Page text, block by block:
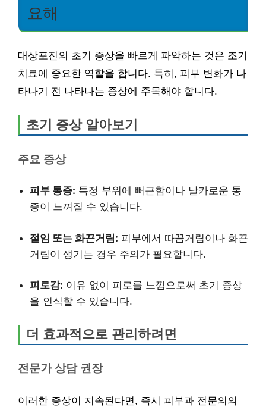
요해
대상포진의 초기 증상을 빠르게 파악하는 것은 조기
치료에 중요한 역할을 합니다. 특히, 피부 변화가 나
타나기 전 나타나는 증상에 주목해야 합니다.
초기 증상 알아보기
주요 증상
피부 통증: 특정 부위에 뻐근함이나 날카로운 통
증이 느껴질 수 있습니다.
절임 또는 화끈거림: 피부에서 따끔거림이나 화끈
거림이 생기는 경우 주의가 필요합니다.
피로감: 이유 없이 피로를 느낌으로써 초기 증상
을 인식할 수 있습니다.
더 효과적으로 관리하려면
전문가 상담 권장
이러한 증상이 지속된다면, 즉시 피부과 전문의의